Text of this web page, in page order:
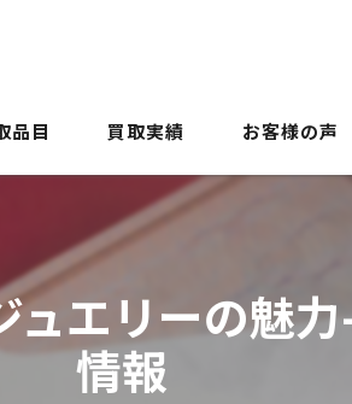
品目 買取実績 お客様の声
ュエリーの魅
情報